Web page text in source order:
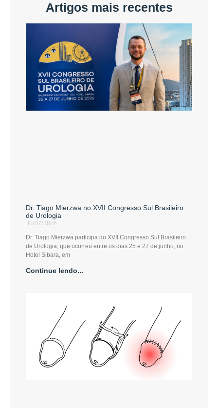
Artigos mais recentes
Dr. Tiago Mierzwa no XVII Congresso Sul Brasileiro
de Urologia
30/07/2026
Dr. Tiago Mierzwa participa do XVII Congresso Sul Brasileiro
de Urologia, que ocorreu entre os dias 25 e 27 de junho, no
Hotel Sibara, em
Continue lendo...